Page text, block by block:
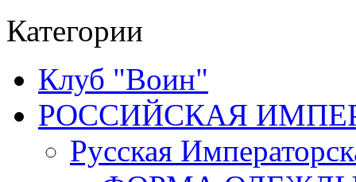
Категории
Клуб "Воин"
РОССИЙСКАЯ
Русская